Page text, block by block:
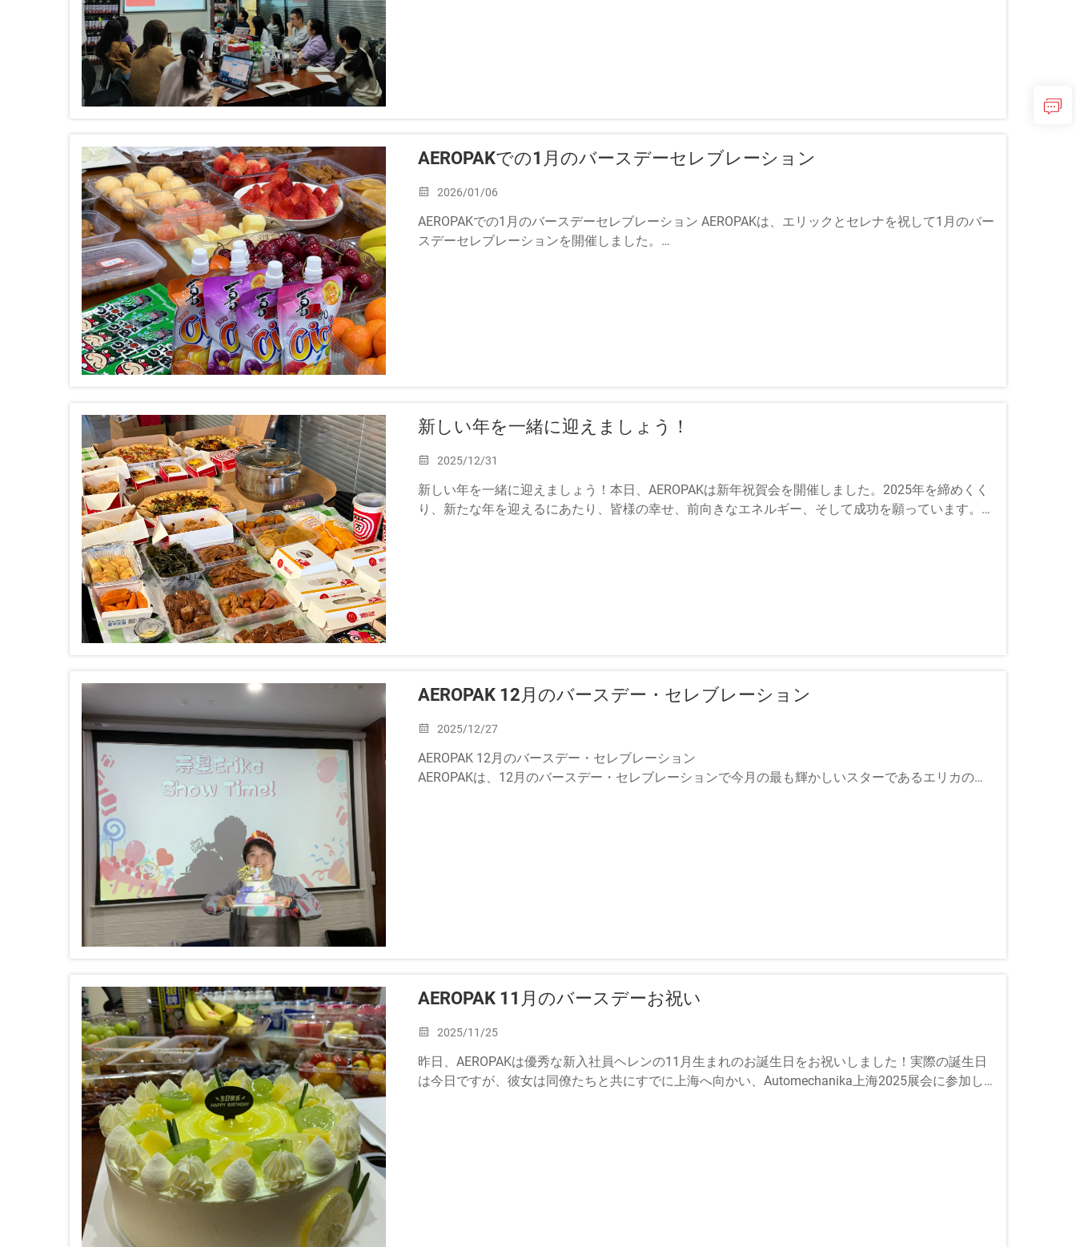
AEROPAKでの1月のバースデーセレブレーション
2026/01/06
AEROPAKでの1月のバースデーセレブレーション AEROPAKは、エリックとセレナを祝して1月のバー
スデーセレブレーションを開催しました。
新しい年を一緒に迎えましょう！
2025/12/31
新しい年を一緒に迎えましょう！本日、AEROPAKは新年祝賀会を開催しました。2025年を締めくく
り、新たな年を迎えるにあたり、皆様の幸せ、前向きなエネルギー、そして成功を願っています。新
AEROPAK 12月のバースデー・セレブレーション
2025/12/27
AEROPAK 12月のバースデー・セレブレーション
AEROPAKは、12月のバースデー・セレブレーションで今月の最も輝かしいスターであるエリカの誕
AEROPAK 11月のバースデーお祝い
2025/11/25
昨日、AEROPAKは優秀な新入社員ヘレンの11月生まれのお誕生日をお祝いしました！実際の誕生日
は今日ですが、彼女は同僚たちと共にすでに上海へ向かい、Automechanika上海2025展会に参加し